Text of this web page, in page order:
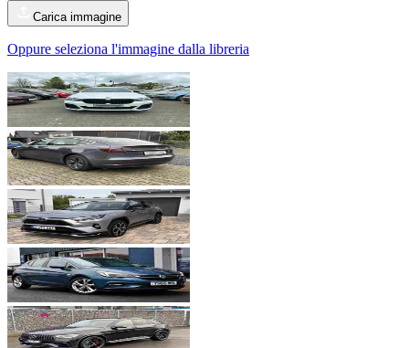
Carica immagine
Oppure seleziona l'immagine dalla libreria